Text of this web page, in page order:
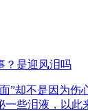
？是迎风泪吗
”却不是因为
些泪液，以